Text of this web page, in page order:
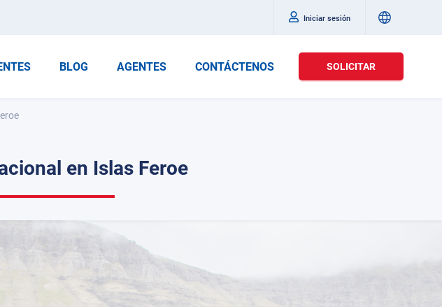
Iniciar sesión
BLOG AGENTES CONTÁCTENOS SOLICITAR
en Islas Feroe